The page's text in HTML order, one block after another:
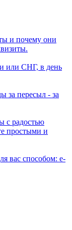
и почему они
или СНГ, в день
за пересыл - за
с радостью
простыми и
вас способом: e-